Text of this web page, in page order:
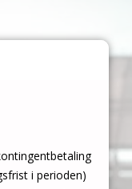
i perioden)